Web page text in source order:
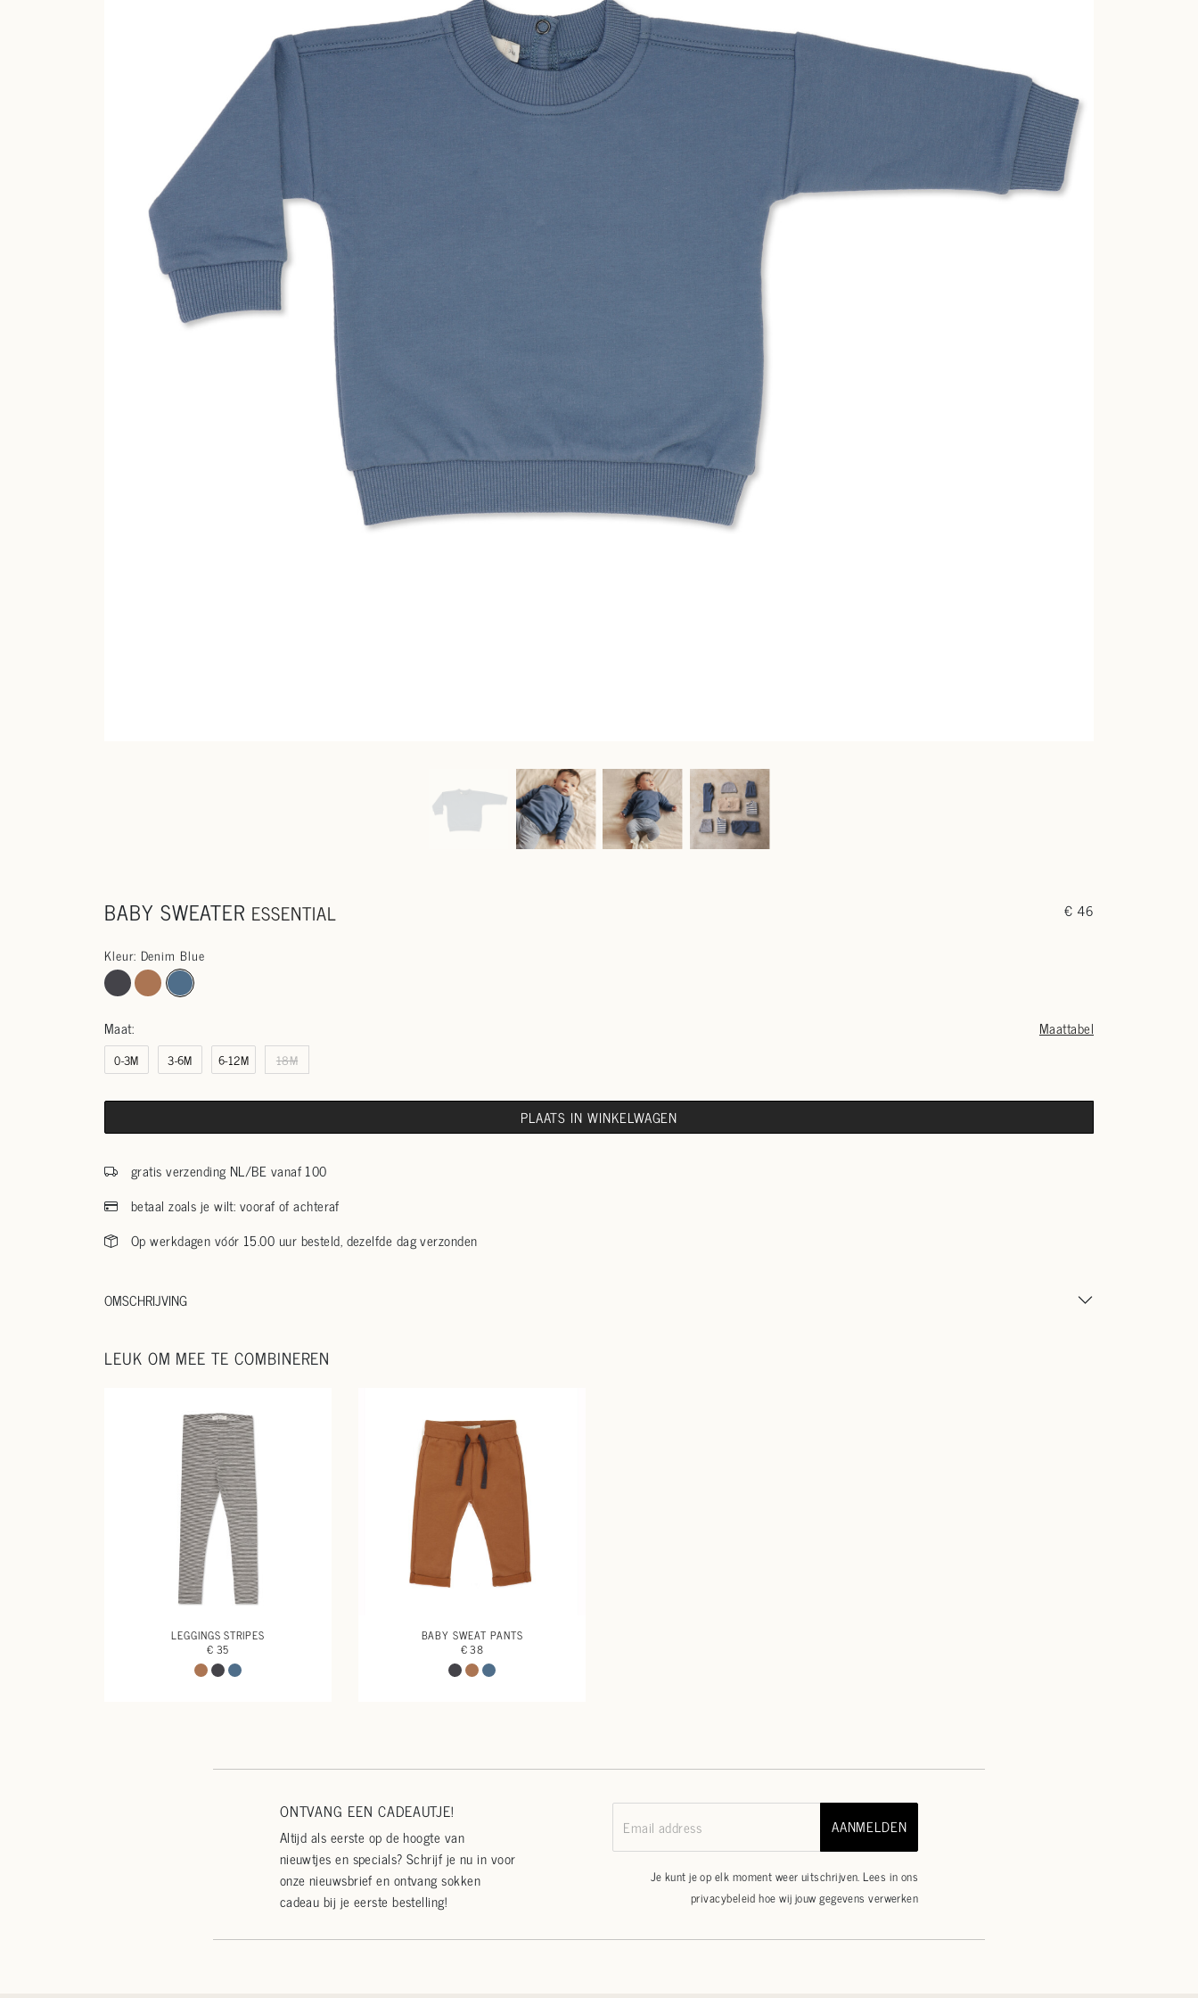
BABY SWEATER ESSENTIAL € 46
Kleur: Denim Blue
Maat: Maattabel
0-3M 3-6M 6-12M 18M
PLAATS IN WINKELWAGEN
gratis verzending NL/BE vanaf 100
betaal zoals je wilt: vooraf of achteraf
Op werkdagen vóór 15.00 uur besteld, dezelfde dag verzonden
OMSCHRIJVING
LEUK OM MEE TE COMBINEREN
LEGGINGS STRIPES
€ 35
BABY SWEAT PANTS
€ 38
ONTVANG EEN CADEAUTJE!
Altijd als eerste op de hoogte van
nieuwtjes en specials? Schrijf je nu in voor
onze nieuwsbrief en ontvang sokken
cadeau bij je eerste bestelling!
Email address AANMELDEN
Je kunt je op elk moment weer uitschrijven. Lees in ons
privacybeleidhoe wij jouw gegevens verwerken